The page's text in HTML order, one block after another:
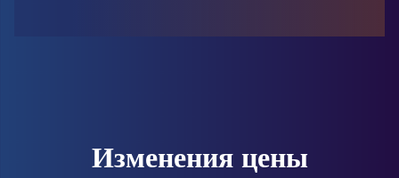
Изменения цены